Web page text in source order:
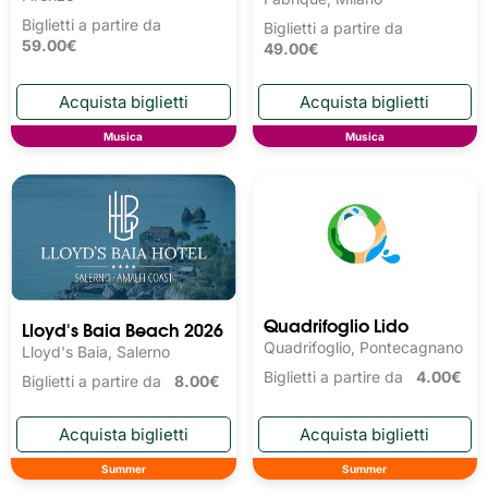
Biglietti a partire da
59.00€
Musica
Biglietti a partire da
49.00€
Musica
Lloyd's Baia Beach 2026
Lloyd's Baia, Salerno
Biglietti a partire da 8.00€
Summer
Quadrifoglio Lido
Quadrifoglio, Pontecagnano
Biglietti a partire da 4.00€
Summer